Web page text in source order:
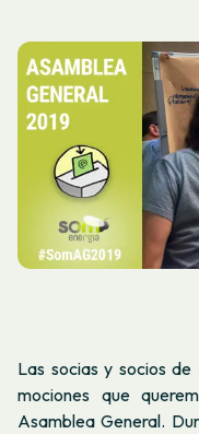
Hizkuntza: ES CA GL
Las socias y socios
mociones que
Asamblea General.